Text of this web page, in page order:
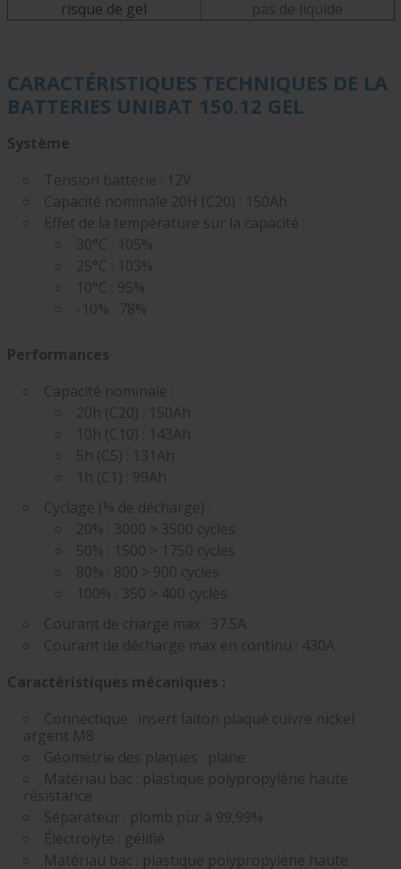
risque de gel
pas de liquide
CARACTÉRISTIQUES TECHNIQUES DE LA
BATTERIES UNIBAT 150.12 GEL
Système
Tension batterie : 12V
Capacité nominale 20H (C20) : 150Ah
Effet de la température sur la capacité :
30°C : 105%
25°C : 103%
10°C : 95%
-10% : 78%
Performances
Capacité nominale :
20h (C20) : 150Ah
10h (C10) : 143Ah
5h (C5) : 131Ah
1h (C1) : 99Ah
Cyclage (% de décharge) :
20% : 3000 > 3500 cycles
50% : 1500 > 1750 cycles
80% : 800 > 900 cycles
100% : 350 > 400 cycles
Courant de charge max : 37.5A
Courant de décharge max en continu : 430A
Caractéristiques mécaniques :
Connectique : insert laiton plaqué cuivre nickel
argent M8
Géométrie des plaques : plane
Matériau bac : plastique polypropylène haute
résistance
Séparateur : plomb pur à 99,99%
Électrolyte : gélifié
Matériau bac : plastique polypropylène haute